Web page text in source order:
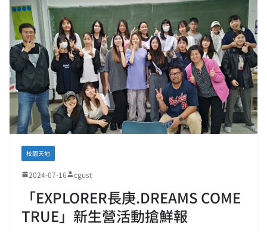
校園天地
2024-07-16 cgust
「EXPLORER長庚.DREAMS COME
TRUE」新生營活動搶鮮報